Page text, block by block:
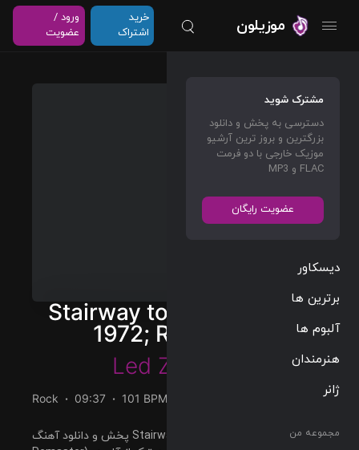
موزیلون
خرید
اشتراک
ورود /
عضویت
مشترک شوید
دسترسی به پخش و دانلود
بزرگترین و بروز ترین آرشیو
موزیک خارجی با دو فرمت
FLAC و MP3
عضویت رایگان
دیسکاور
برترین ها
آلبوم ها
هنرمندان
ژانر
مجموعه من
Stairway to Heaven (Live
1972; Remaster)
Led Zeppelin
Rock 09:37 101 BPM
پخش و دانلود آهنگ Stairway to Heaven (Live 1972;